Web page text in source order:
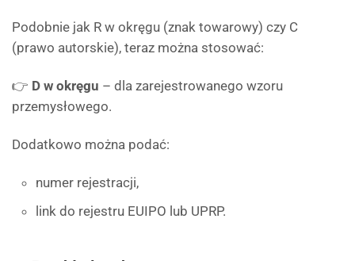
Podobnie jak R w okręgu (znak towarowy) czy C
(prawo autorskie), teraz można stosować:
👉 D w okręgu – dla zarejestrowanego wzoru
przemysłowego.
Dodatkowo można podać:
numer rejestracji,
link do rejestru EUIPO lub UPRP.